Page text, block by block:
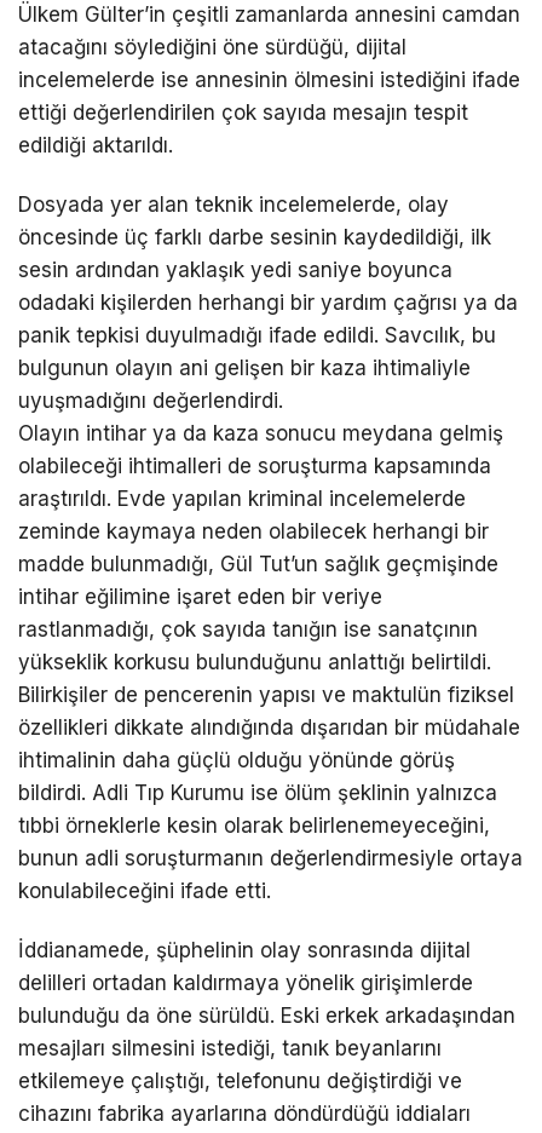
Ülkem Gülter’in çeşitli zamanlarda annesini camdan
atacağını söylediğini öne sürdüğü, dijital
incelemelerde ise annesinin ölmesini istediğini ifade
ettiği değerlendirilen çok sayıda mesajın tespit
edildiği aktarıldı.
Dosyada yer alan teknik incelemelerde, olay
öncesinde üç farklı darbe sesinin kaydedildiği, ilk
sesin ardından yaklaşık yedi saniye boyunca
odadaki kişilerden herhangi bir yardım çağrısı ya da
panik tepkisi duyulmadığı ifade edildi. Savcılık, bu
bulgunun olayın ani gelişen bir kaza ihtimaliyle
uyuşmadığını değerlendirdi.
Olayın intihar ya da kaza sonucu meydana gelmiş
olabileceği ihtimalleri de soruşturma kapsamında
araştırıldı. Evde yapılan kriminal incelemelerde
zeminde kaymaya neden olabilecek herhangi bir
madde bulunmadığı, Gül Tut’un sağlık geçmişinde
intihar eğilimine işaret eden bir veriye
rastlanmadığı, çok sayıda tanığın ise sanatçının
yükseklik korkusu bulunduğunu anlattığı belirtildi.
Bilirkişiler de pencerenin yapısı ve maktulün fiziksel
özellikleri dikkate alındığında dışarıdan bir müdahale
ihtimalinin daha güçlü olduğu yönünde görüş
bildirdi. Adli Tıp Kurumu ise ölüm şeklinin yalnızca
tıbbi örneklerle kesin olarak belirlenemeyeceğini,
bunun adli soruşturmanın değerlendirmesiyle ortaya
konulabileceğini ifade etti.
İddianamede, şüphelinin olay sonrasında dijital
delilleri ortadan kaldırmaya yönelik girişimlerde
bulunduğu da öne sürüldü. Eski erkek arkadaşından
mesajları silmesini istediği, tanık beyanlarını
etkilemeye çalıştığı, telefonunu değiştirdiği ve
cihazını fabrika ayarlarına döndürdüğü iddiaları